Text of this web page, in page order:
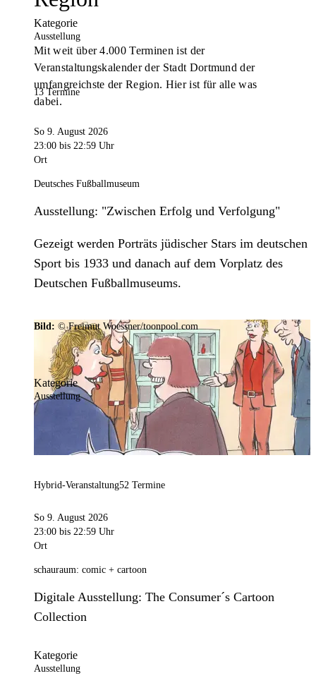
Mit weit über 4.000 Terminen ist der
Veranstaltungskalender der Stadt Dortmund der
umfangreichste der Region. Hier ist für alle was
dabei.
Kategorie
Ausstellung
13 Termine
So 9. August 2026
23:00 bis 22:59 Uhr
Ort
Deutsches Fußballmuseum
Ausstellung: "Zwischen Erfolg und Verfolgung"
Gezeigt werden Porträts jüdischer Stars im deutschen
Sport bis 1933 und danach auf dem Vorplatz des
Deutschen Fußballmuseums.
Bild: © Freimut Woessner/toonpool.com
Kategorie
Ausstellung
Hybrid-Veranstaltung52 Termine
So 9. August 2026
23:00 bis 22:59 Uhr
Ort
schauraum: comic + cartoon
Digitale Ausstellung: The Consumer´s Cartoon
Collection
Kategorie
Ausstellung